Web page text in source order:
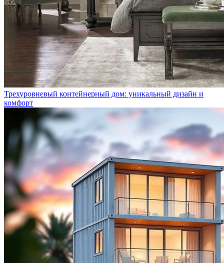
Трехуровневый контейнерный дом: уникальный дизайн и
комфорт